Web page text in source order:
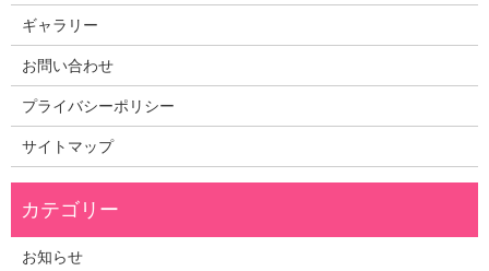
ギャラリー
お問い合わせ
プライバシーポリシー
サイトマップ
お知らせ